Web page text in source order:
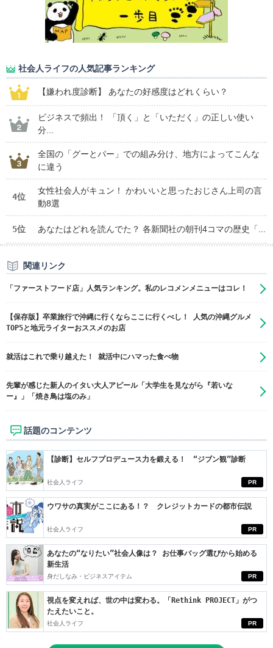
社会人ライフの人気記事ランキング
【嫌われ度診断】 あなたの好感度はどれくらい？
ビジネスで頻出！ 「頂く」と「いただく」の正しい使い
分...
全国の「グーとパー」での組み分け、地方によってこんな
に違う
4位
女性社会人がキュン！ かわいいと思ったおじさん上司の言
動8選
5位 あなたはどれを読んでた？ 各新聞社の朝刊4コマの歴史「...
関連リンク
「ファーストフード店」人気ランキング。私のレコメンメニューはコレ！
【保存版】卒業旅行で沖縄に行くならここに行くべし！ 人気の沖縄グルメ
TOP5と地元ライターおススメのお店
就活はこれで乗り越えた！ 就活中にハマった食べ物
先輩が感じた新人のイタい大人アピール「大学生を見ながら『若いな
ー』」「焼き鳥は塩のみ」
話題のコンテンツ
PR
【診断】セルフプロデュース力を鍛える！ “ジブン観”診断
社会人ライフ
PR
ウワサの真実がここにある！？ クレジットカードの都市伝説
社会人ライフ
PR
あなたの“なりたい”社会人像は？ お仕事バッグ選びから始める
新生活
身だしなみ・ビジネスアイテム
PR
視点を変えれば、世の中は変わる。「Rethink PROJECT」がつ
たえたいこと。
社会人ライフ